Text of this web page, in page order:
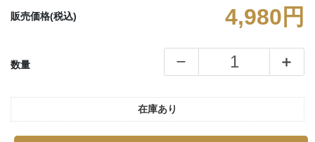
販売価格(税込) 4,980円
数量
在庫あり